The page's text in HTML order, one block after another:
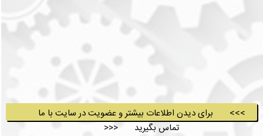
>>> برای دیدن اطلاعات بیشتر و عضویت در سایت با ما
تماس بگیرید <<<